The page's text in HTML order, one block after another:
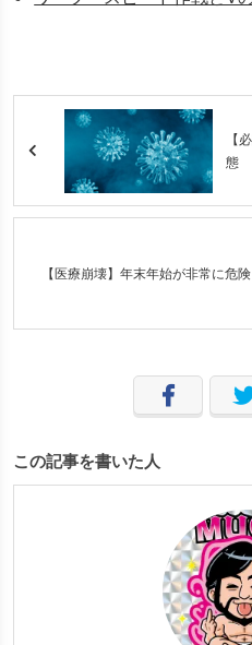
【
態
【医療崩壊】年末年始が非常に危険
この記事を書いた人